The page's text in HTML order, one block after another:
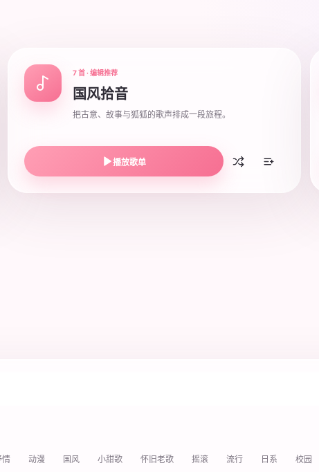
7 首 · 编辑推荐
国风拾音
把古意、故事与狐狐的歌声排成一段旅程。
播放歌单
情 动漫 国风 小甜歌 怀旧老歌 摇滚 流行 日系 校园